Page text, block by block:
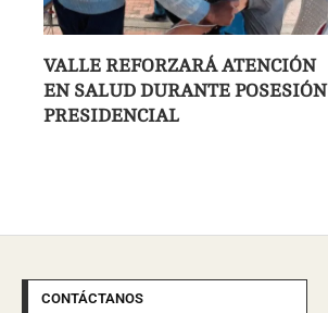
VALLE REFORZARÁ ATENCIÓN
EN SALUD DURANTE POSESIÓN
PRESIDENCIAL
CONTÁCTANOS